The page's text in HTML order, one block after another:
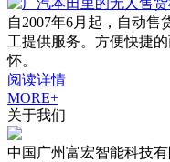
自2007年6月起，自动售
工提供服务。方便快捷
怀。
阅读详情
MORE+
关于我们
中国广州富宏智能科技